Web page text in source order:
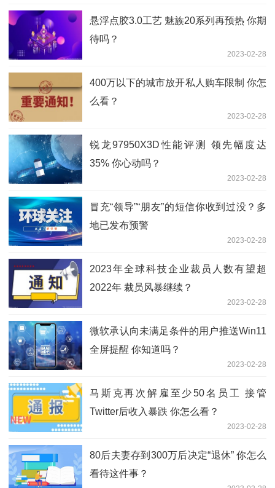
悬浮点胶3.0工艺 魅族20系列再预热 你期
待吗？
2023-02-28
400万以下的城市放开私人购车限制 你怎
么看？
2023-02-28
锐龙97950X3D性能评测 领先幅度达
35% 你心动吗？
2023-02-28
冒充“领导”“朋友”的短信你收到过没？多
地已发布预警
2023-02-28
2023年全球科技企业裁员人数有望超
2022年 裁员风暴继续？
2023-02-28
微软承认向未满足条件的用户推送Win11
全屏提醒 你知道吗？
2023-02-28
马斯克再次解雇至少50名员工 接管
Twitter后收入暴跌 你怎么看？
2023-02-28
80后夫妻存到300万后决定“退休” 你怎么
看待这件事？